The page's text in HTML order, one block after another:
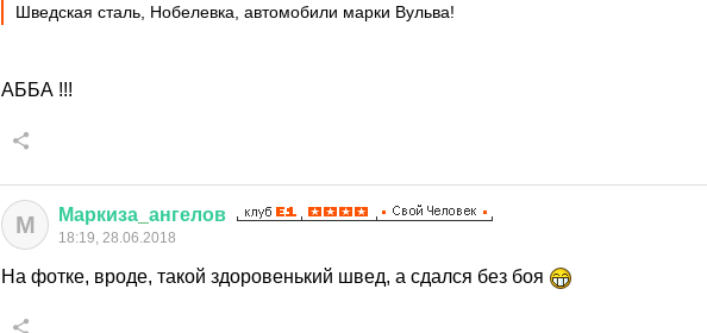
Шведская сталь, Нобелевка, автомобили марки Вульва!
АББА !!!
М Маркиза ангелов
18:19, 28.06.2018
На фотке, вроде, такой здоровенький швед, а сдался без боя